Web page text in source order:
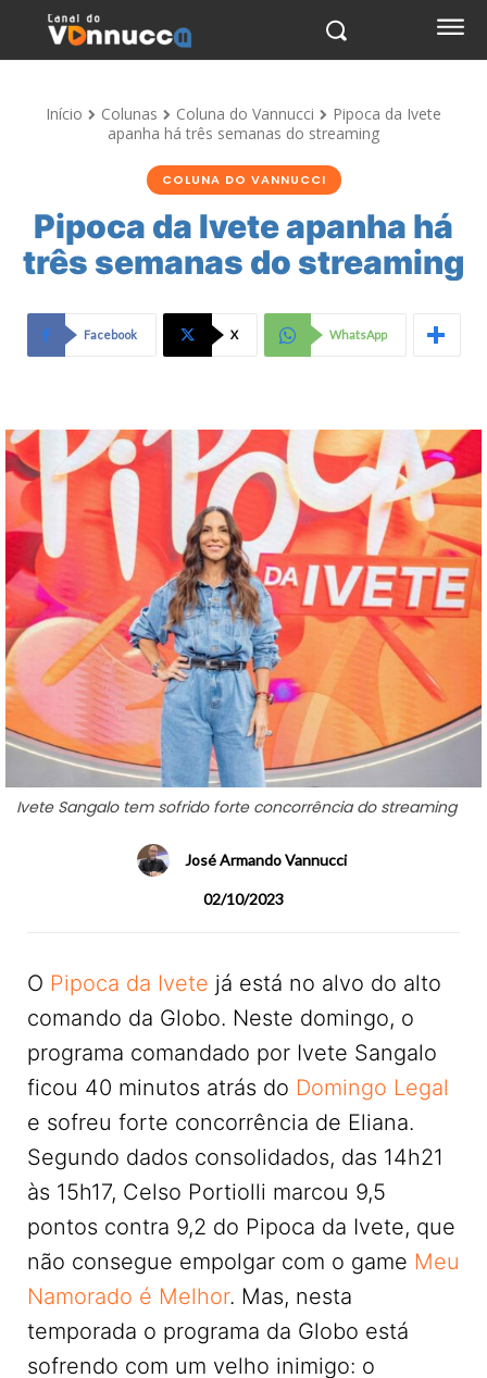
Início Colunas Coluna do Vannucci
Pipoca da Ivete
apanha há três semanas do streaming
COLUNA DO VANNUCCI
Pipoca da Ivete apanha há
três semanas do streaming
Facebook X WhatsApp
Ivete Sangalo tem sofrido forte concorrência do streaming
José Armando Vannucci
02/10/2023
O Pipoca da Ivete já está no alvo do alto
comando da Globo. Neste domingo, o
programa comandado por Ivete Sangalo
ficou 40 minutos atrás do Domingo Legal
e sofreu forte concorrência de Eliana.
Segundo dados consolidados, das 14h21
às 15h17, Celso Portiolli marcou 9,5
pontos contra 9,2 do Pipoca da Ivete, que
não consegue empolgar com o game Meu
Namorado é Melhor. Mas, nesta
temporada o programa da Globo está
sofrendo com um velho inimigo: o